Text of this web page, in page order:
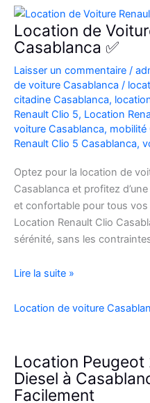
Aéroport
|
Location
Voiture
Casablanca
Location de
Casablanca ✅
Laisser un commentaire /
de voiture Casablanca /
citadine Casablanca,
Renault Clio 5, Location
voiture Casablanca, mobilité
Renault Clio 5 Casablanca,
Optez pour la location de
Casablanca et profitez
et confortable pour tous vos
Location Renault Clio
sérénité, sans les
Location
Voiture
5
à
Casablanca
Lire la suite »
Location de voiture
Location
Diesel à
Facilement